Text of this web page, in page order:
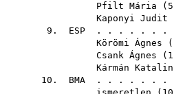
Pfilt Mária ( 5
Kaponyi Judit
9. ESP . . . . . . . .
Körömi Ágnes (
Csank Ágnes (
Kármán Katalin
10. BMA . . . . . . . .